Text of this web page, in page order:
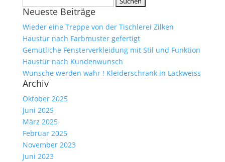
nach:
Neueste Beiträge
Wieder eine Treppe von der Tischlerei Zilken
Haustür nach Farbmuster gefertigt
Gemütliche Fensterverkleidung mit Stil und Funktion
Haustür nach Kundenwunsch
Wünsche werden wahr ! Kleiderschrank in Lackweiss
Archiv
Oktober 2025
Juni 2025
März 2025
Februar 2025
November 2023
Juni 2023